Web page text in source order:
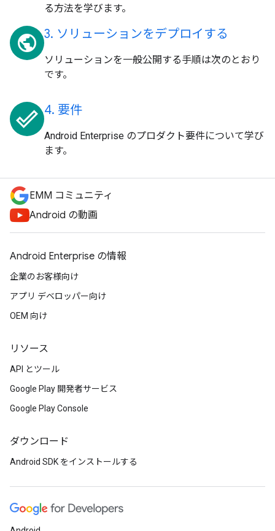
る方法を学びます。
public 3. ソリューションをデプロイする
ソリューションを一般公開する手順は次のとおり
です。
done_outline 4. 要件
Android Enterprise のプロダクト要件について学び
ます。
EMM コミュニティ
Android の動画
Android Enterprise の情報
企業のお客様向け
アプリ デベロッパー向け
OEM 向け
リソース
API とツール
Google Play 開発者サービス
Google Play Console
ダウンロード
Android SDK をインストールする